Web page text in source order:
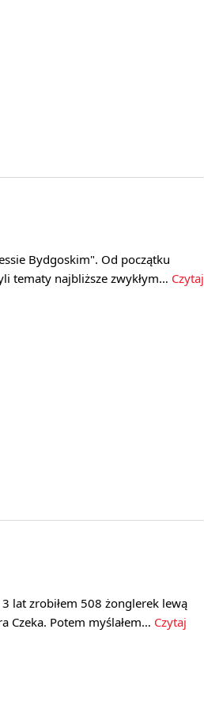
Bydgoskim". Od początku
tematy najbliższe zwykłym… Czytaj
lat zrobiłem 508 żonglerek lewą
Czeka. Potem myślałem… Czytaj